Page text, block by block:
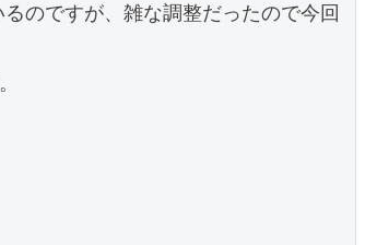
のですが、雑な調整だったので今回